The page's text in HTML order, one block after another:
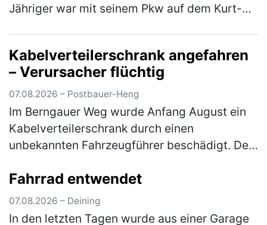
Jähriger war mit seinem Pkw auf dem Kurt-
Straß…(mehr)
Kabelverteilerschrank angefahren
– Verursacher flüchtig
07.08.2026 – Postbauer-Heng
Im Berngauer Weg wurde Anfang August ein
Kabelverteilerschrank durch einen
unbekannten Fahrzeugführer beschädigt. Der
von der Unfallstelle, ohne sich um den …
(mehr)
Fahrrad entwendet
07.08.2026 – Deining
In den letzten Tagen wurde aus einer Garage